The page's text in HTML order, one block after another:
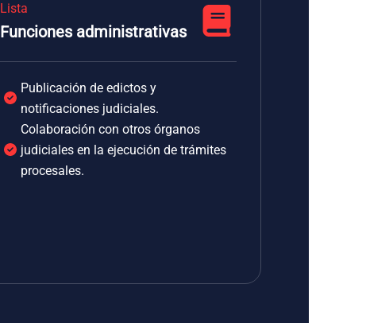
Lista
Funciones administrativas
Publicación de edictos y
notificaciones judiciales.
Colaboración con otros órganos
judiciales en la ejecución de trámites
procesales.